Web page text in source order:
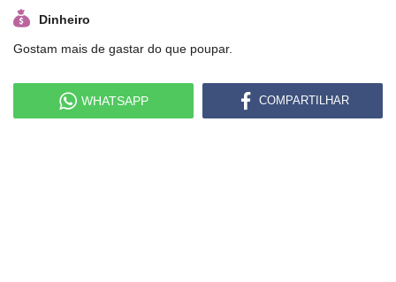
Dinheiro
Gostam mais de gastar do que poupar.
WHATSAPP COMPARTILHAR